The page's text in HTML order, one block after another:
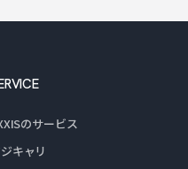
のサービス
キャリ